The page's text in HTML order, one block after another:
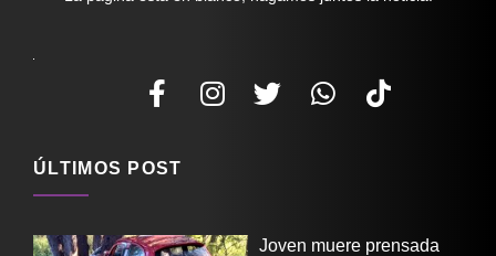
ÚLTIMOS POST
Joven muere prensada